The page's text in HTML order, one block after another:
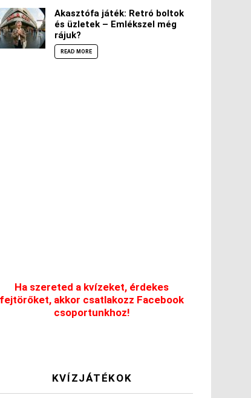
Akasztófa játék: Retró boltok
és üzletek – Emlékszel még
rájuk?
READ MORE
Ha szereted a kvízeket, érdekes
fejtörőket, akkor csatlakozz Facebook
csoportunkhoz!
KVÍZJÁTÉKOK